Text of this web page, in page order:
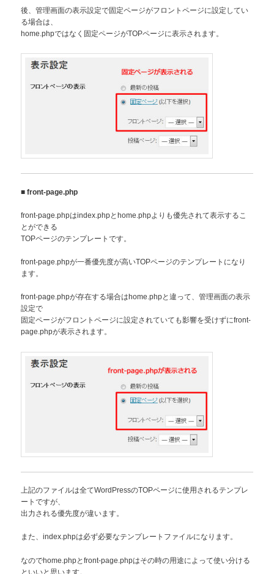
後、管理画面の表示設定で固定ページがフロントページに設定してい
る場合は、
home.phpではなく固定ページがTOPページに表示されます。
■front-page.php
front-page.phpはindex.phpとhome.phpよりも優先されて表示するこ
とができる
TOPページのテンプレートです。
front-page.phpが一番優先度が高いTOPページのテンプレートになり
ます。
front-page.phpが存在する場合はhome.phpと違って、管理画面の表示
設定で
固定ページがフロントページに設定されていても影響を受けずにfront-
page.phpが表示されます。
上記のファイルは全てWordPressのTOPページに使用されるテンプレ
ートですが、
出力される優先度が違います。
また、index.phpは必ず必要なテンプレートファイルになります。
なのでhome.phpとfront-page.phpはその時の用途によって使い分ける
といいと思います。